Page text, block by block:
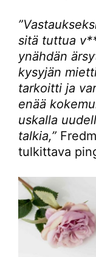
sitä tuttua
ynähdän
kysyjän
tarkoitti ja
enää
uskalla
talkia,”
tulkittava